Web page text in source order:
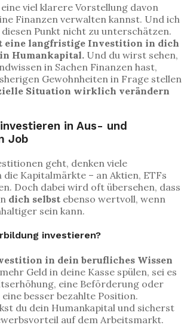
viel klarere Vorstellung davon
Finanzen verwalten kannst. Und ich
Punkt nicht zu unterschätzen.
eine langfristige Investition in dich
Humankapital. Und du wirst sehen,
in Sachen Finanzen hast,
Gewohnheiten in Frage stellen
Situation wirklich verändern
in Aus- und
Job
geht, denken viele
die Kapitalmärkte – an Aktien, ETFs
Doch dabei wird oft übersehen, dass
dich selbst ebenso wertvoll, wenn
sein kann.
investieren?
in dein berufliches Wissen
Geld in deine Kasse spülen, sei es
eine Beförderung oder
eine besser bezahlte Position.
du dein Humankapital und sicherst
auf dem Arbeitsmarkt.